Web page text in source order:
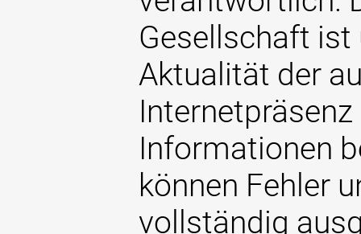
Gesellschaft
Aktualität der
Informationen
können Fehler
vollständig